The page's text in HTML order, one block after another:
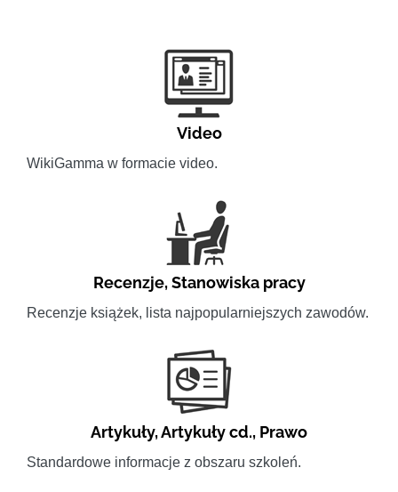
Video
WikiGamma w formacie video.
Recenzje,Stanowiska pracy
Recenzje książek, lista najpopularniejszych zawodów.
Artykuły,Artykuły cd., Prawo
Standardowe informacje z obszaru szkoleń.